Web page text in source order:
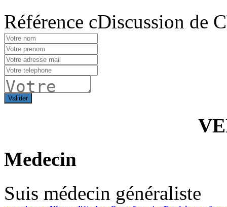
Référence cDiscussion de
Valider
Medecin
Suis médecin généraliste